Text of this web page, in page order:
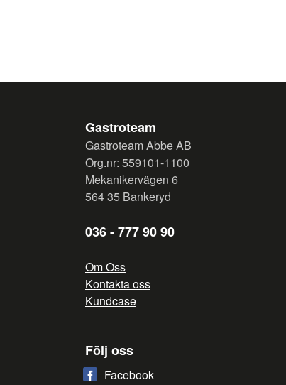
Gastroteam
Gastroteam Abbe AB
Org.nr: 559101-1100
Mekanikervägen 6
564 35 Bankeryd
036 - 777 90 90
Om Oss
Kontakta oss
Kundcase
Följ oss
Facebook